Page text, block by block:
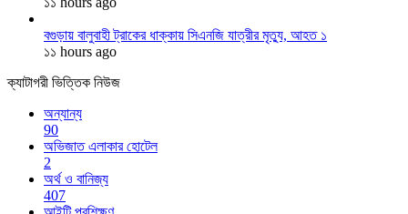
বগুড়ায় বালুবাহী ট্রাকের ধাক্কায় সিএনজি যাত্রীর মৃত্যু, আহত ১
১১ hours ago
ক্যাটাগরী ভিত্তিক নিউজ
অন্যান্য
90
অভিজাত এলাকার হোটেল
2
অর্থ ও বানিজ্য
407